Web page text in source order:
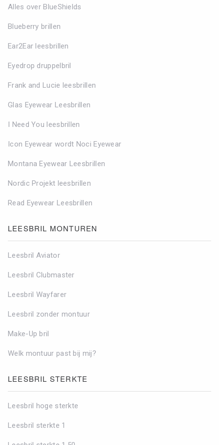
Alles over BlueShields
Blueberry brillen
Ear2Ear leesbrillen
Eyedrop druppelbril
Frank and Lucie leesbrillen
Glas Eyewear Leesbrillen
I Need You leesbrillen
Icon Eyewear wordt Noci Eyewear
Montana Eyewear Leesbrillen
Nordic Projekt leesbrillen
Read Eyewear Leesbrillen
LEESBRIL MONTUREN
Leesbril Aviator
Leesbril Clubmaster
Leesbril Wayfarer
Leesbril zonder montuur
Make-Up bril
Welk montuur past bij mij?
LEESBRIL STERKTE
Leesbril hoge sterkte
Leesbril sterkte 1